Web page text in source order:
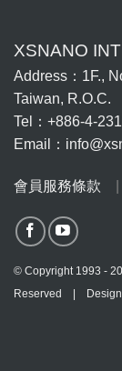
XSNANO
Address：1F.,
Taiwan, R.O.C.
Tel：+886-4-
Email：
會員服務條款
© Copyright 1993 -
Reserved | Design